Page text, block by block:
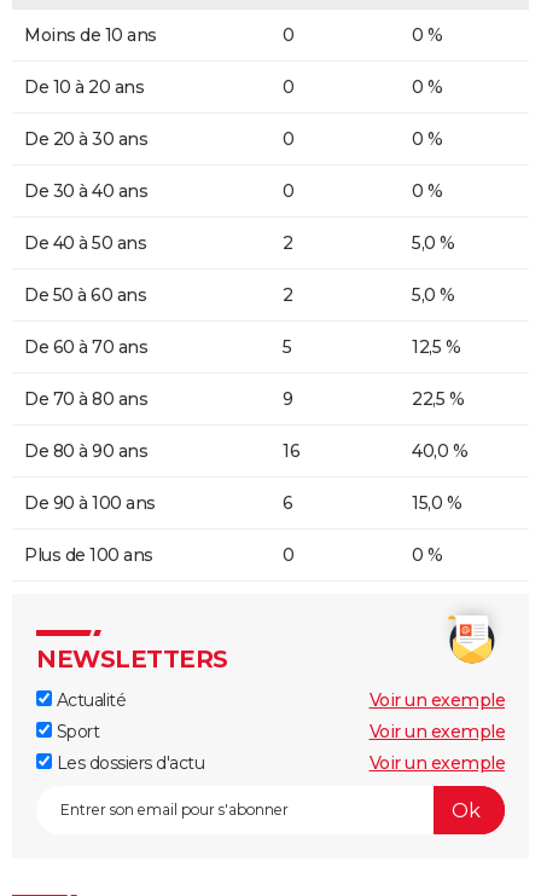
Moins de 10 ans 0 0 %
De 10 à 20 ans 0 0 %
De 20 à 30 ans 0 0 %
De 30 à 40 ans 0 0 %
De 40 à 50 ans 2 5,0 %
De 50 à 60 ans 2 5,0 %
De 60 à 70 ans 5 12,5 %
De 70 à 80 ans 9 22,5 %
De 80 à 90 ans 16 40,0 %
De 90 à 100 ans 6 15,0 %
Plus de 100 ans 0 0 %
NEWSLETTERS
Actualité
Voir un exemple
Sport
Voir un exemple
Les dossiers d'actu
Voir un exemple